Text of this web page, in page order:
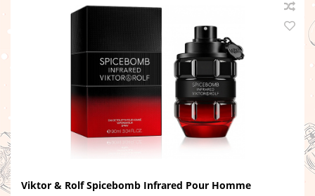
Viktor & Rolf Spicebomb Infrared Pour Homme